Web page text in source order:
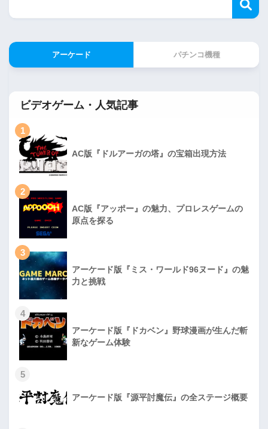
アーケード パチンコ機種
ビデオゲーム・人気記事
1
AC版『ドルアーガの塔』の宝箱出現方法
2
AC版『アッポー』の魅力、プロレスゲームの
原点を探る
3
アーケード版『ミス・ワールド96ヌード』の魅
力と挑戦
4
アーケード版『ドカベン』野球漫画が生んだ斬
新なゲーム体験
5
アーケード版『源平討魔伝』の全ステージ概要